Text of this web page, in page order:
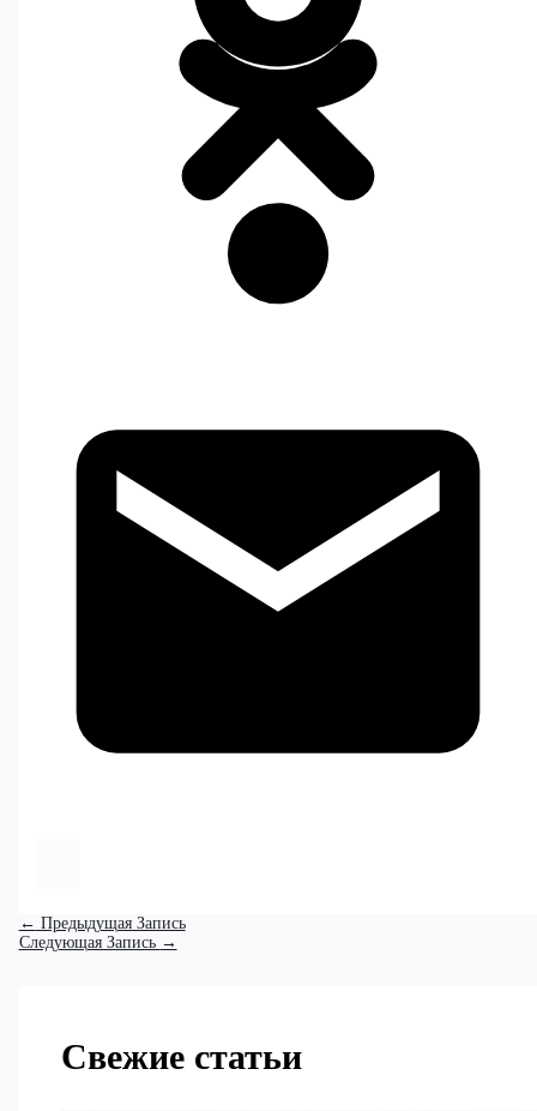
← Предыдущая Запись
Следующая Запись →
Свежие статьи